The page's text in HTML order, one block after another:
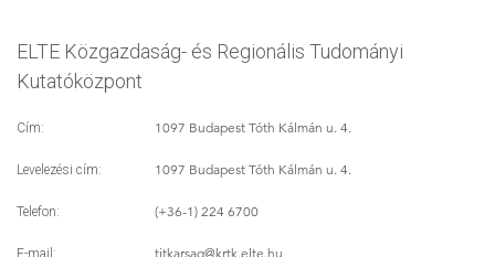
ELTE Közgazdaság- és Regionális Tudományi
Kutatóközpont
Cím: 1097 Budapest Tóth Kálmán u. 4.
Levelezési cím: 1097 Budapest Tóth Kálmán u. 4.
Telefon: (+36-1) 224 6700
E-mail: titkarsag@krtk.elte.hu